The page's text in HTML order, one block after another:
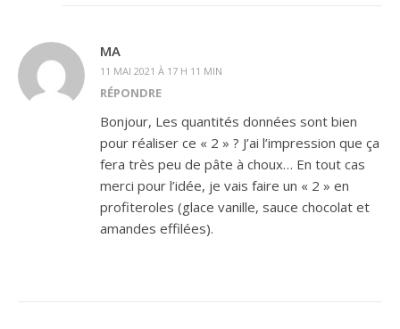
MA
11 MAI 2021 À 17 H 11 MIN
RÉPONDRE
Bonjour, Les quantités données sont bien
pour réaliser ce « 2 » ? J’ai l’impression que ça
fera très peu de pâte à choux… En tout cas
merci pour l’idée, je vais faire un « 2 » en
profiteroles (glace vanille, sauce chocolat et
amandes effilées).